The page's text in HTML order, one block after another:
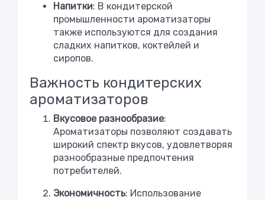
Напитки: В кондитерской
промышленности ароматизаторы
также используются для создания
сладких напитков, коктейлей и
сиропов.
Важность кондитерских
ароматизаторов
Вкусовое разнообразие:
Ароматизаторы позволяют создавать
широкий спектр вкусов, удовлетворяя
разнообразные предпочтения
потребителей.
Экономичность: Использование